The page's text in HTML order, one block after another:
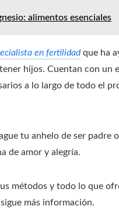
alimentos esenciales
en fertilidadque ha
hijos. Cuentan con
a lo largo de todo el
tu anhelo de ser padre
de amor y alegría.
métodos y todo lo que
más información.